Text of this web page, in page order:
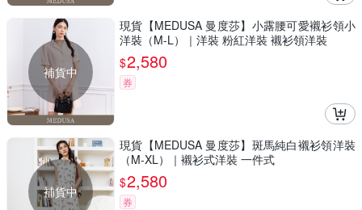
補貨中
現貨【MEDUSA 曼度莎】小露腰可愛襯衫領小
洋裝（M-L）｜洋裝 粉紅洋裝 襯衫領洋裝
$2,580
券
補貨中
現貨【MEDUSA 曼度莎】斑馬純白襯衫領洋裝
（M-XL）｜襯衫式洋裝 一件式
$2,580
券